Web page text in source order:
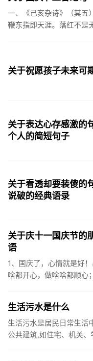
一、《己亥杂诗》（其五
鞭东指即天涯。落红不是
关于祝愿孩子未来可
关于表达心存感激的
个人的简短句子
关于看透却要装傻的
说破的经典语录
关于庆十一国庆节的
语
1、国庆了，心情就是好
啥都开心，做啥啥都顺心
生活污水是什么
生活污水是居民日常生活
公共建筑,如住宅、机关